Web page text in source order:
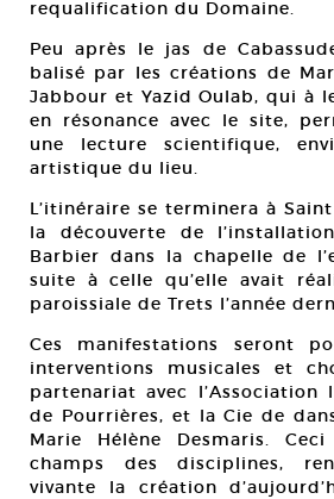
requalification du Domaine.
Peu après le jas de
balisé par les créations de
Jabbour et Yazid Oulab, qui à
en résonance avec le site,
une lecture scientifique,
artistique du lieu.
L’itinéraire se terminera à
la découverte de
Barbier dans la chapelle de
suite à celle qu’elle avait
paroissiale de Trets l’année
Ces manifestations seront
interventions musicales et
partenariat avec l’Association
de Pourrières, et la Cie de
Marie Hélène Desmaris.
champs des disciplines,
vivante la création